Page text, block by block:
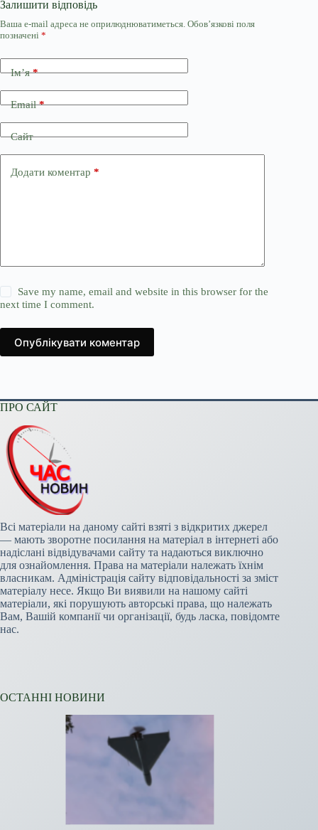
Залишити відповідь
Ваша e-mail адреса не оприлюднюватиметься. Обов’язкові поля
позначені *
Ім’я*
Email*
Сайт
Додати коментар *
Save my name, email and website in this browser for the
next time I comment.
Опублікувати коментар
ПРО САЙТ
Всі матеріали на даному сайті взяті з відкритих джерел
— мають зворотне посилання на матеріал в інтернеті або
надіслані відвідувачами сайту та надаються виключно
для ознайомлення. Права на матеріали належать їхнім
власникам. Адміністрація сайту відповідальності за зміст
матеріалу несе. Якщо Ви виявили на нашому сайті
матеріали, які порушують авторські права, що належать
Вам, Вашій компанії чи організації, будь ласка, повідомте
нас.
ОСТАННІ НОВИНИ